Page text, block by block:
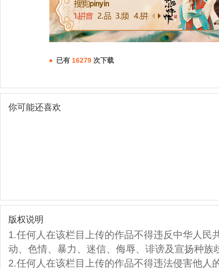
已有 16279 次下载
你可能还喜欢
版权说明
1.任何人在该栏目上传的作品不得违反中华人民
动、色情、暴力、迷信、侮辱、诽谤及宣扬种族
2.任何人在该栏目上传的作品不得违法侵害他人